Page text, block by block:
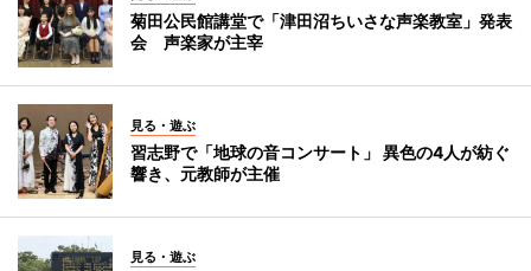
菊田公民館講堂で「津田沼ちいさな声楽教室」発表
会 声楽家が主宰
見る・遊ぶ
習志野で「地球の音コンサート」 異色の4人が紡ぐ
響き、元教師が主催
見る・遊ぶ